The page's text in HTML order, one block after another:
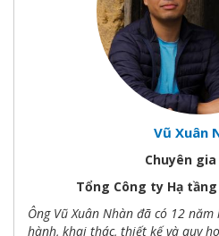
Vũ Xuân
Chuyên
Tổng Công ty Hạ
Ông Vũ Xuân Nhàn đã có 12
hành, khai thác, thiết kế và quy